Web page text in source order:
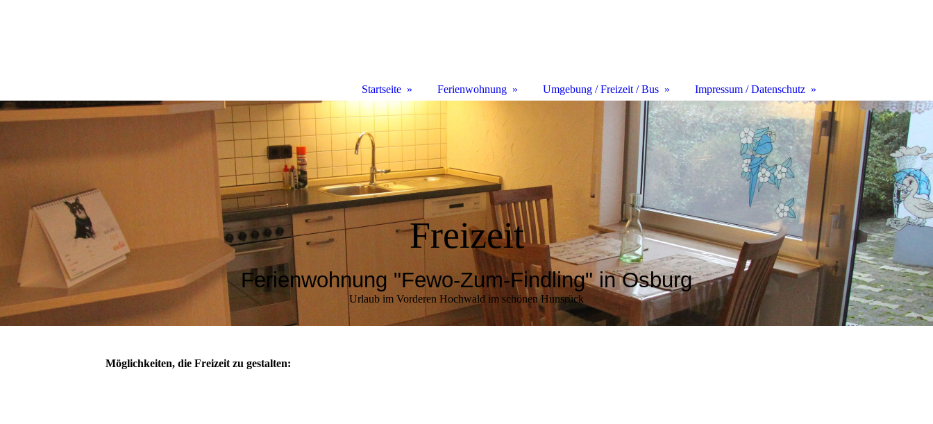
Freizeit
Ferienwohnung "Fewo-Zum-Findling" in Osburg
Urlaub im Vorderen Hochwald im schönen Hunsrück
Möglichkeiten, die Freizeit zu gestalten:
Startseite Ferienwohnung Umgebung / Freizeit / Bus Impressum / Datenschutz